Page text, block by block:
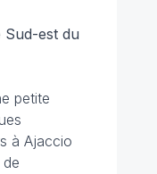
Sud-estdu
petite
à Ajaccio